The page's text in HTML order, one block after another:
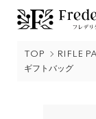
TOP
RIFLE
ギフトバッグ